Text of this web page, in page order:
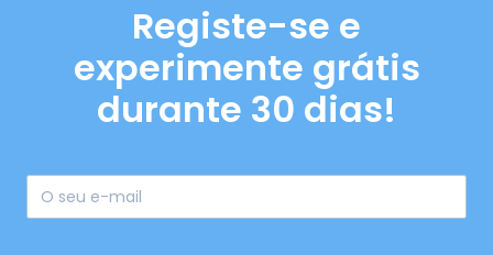
Registe-se e
experimente grátis
durante 30 dias!